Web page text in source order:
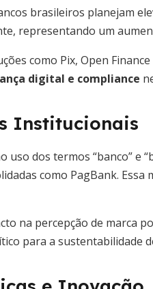
brasileiros planejam
representando um
como Pix, Open
digital e compliance
Institucionais
uso dos termos “banco” e
como PagBank.
na percepção de marca
para a sustentabilidade